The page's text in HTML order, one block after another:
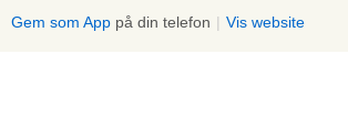
Gem som App på din telefon | Vis website